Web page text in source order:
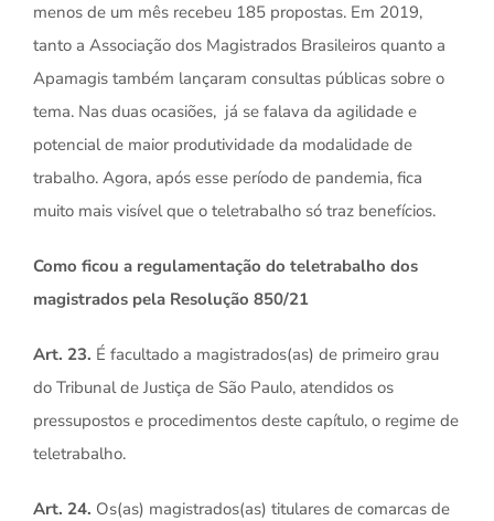
menos de um mês recebeu 185 propostas. Em 2019,
tanto a Associação dos Magistrados Brasileiros quanto a
Apamagis também lançaram consultas públicas sobre o
tema. Nas duas ocasiões, já se falava da agilidade e
potencial de maior produtividade da modalidade de
trabalho. Agora, após esse período de pandemia, fica
muito mais visível que o teletrabalho só traz benefícios.
Como ficou a regulamentação do teletrabalho dos
magistrados pela Resolução 850/21
Art. 23. É facultado a magistrados(as) de primeiro grau
do Tribunal de Justiça de São Paulo, atendidos os
pressupostos e procedimentos deste capítulo, o regime de
teletrabalho.
Art. 24. Os(as) magistrados(as) titulares de comarcas de